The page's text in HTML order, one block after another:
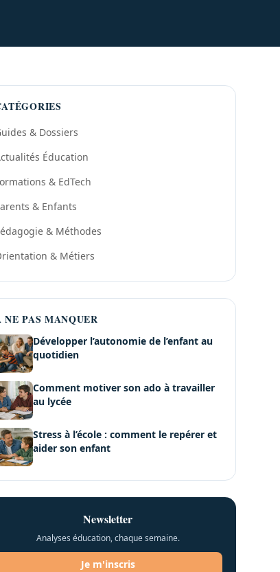
& Dossiers
Éducation
& EdTech
& Enfants
& Méthodes
& Métiers
NE PAS MANQUER
Développer l’autonomie de l’enfant au
quotidien
Comment motiver son ado à travailler
au lycée
Stress à l’école : comment le repérer et
aider son enfant
Newsletter
Analyses éducation, chaque semaine.
Je m'inscris